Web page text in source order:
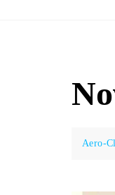
Aero-